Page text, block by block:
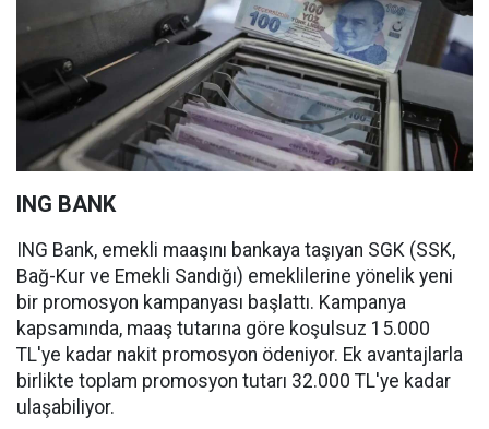
ING BANK
ING Bank, emekli maaşını bankaya taşıyan SGK (SSK,
Bağ-Kur ve Emekli Sandığı) emeklilerine yönelik yeni
bir promosyon kampanyası başlattı. Kampanya
kapsamında, maaş tutarına göre koşulsuz 15.000
TL'ye kadar nakit promosyon ödeniyor. Ek avantajlarla
birlikte toplam promosyon tutarı 32.000 TL'ye kadar
ulaşabiliyor.